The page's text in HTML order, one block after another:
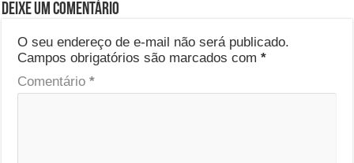
Deixe um comentário
O seu endereço de e-mail não será publicado.
Campos obrigatórios são marcados com*
Comentário*